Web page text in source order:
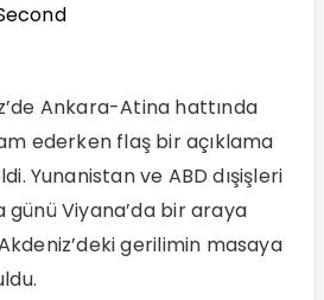
Ankara-Atina hattında
ederken flaş bir açıklama
Yunanistan ve ABD dışişleri
günü Viyana’da bir araya
gerilimin masaya